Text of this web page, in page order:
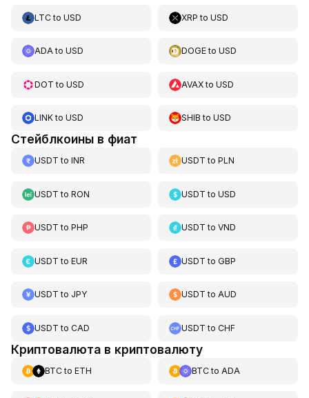
LTCto USD XRP toUSD
ADAto USD DOGEtoUSD
DOT to USD AVAXtoUSD
LINKto USD SHIB toUSD
Стейблкоины в фиат
USDT to INR USDT toPLN
USDT to RON USDT toUSD
USDT to PHP USDT toVND
USDT to EUR USDT toGBP
USDT to JPY USDT toAUD
USDT to CAD USDT toCHF
Криптовалюта в криптовалюту
BTCto ETH BTCto ADA